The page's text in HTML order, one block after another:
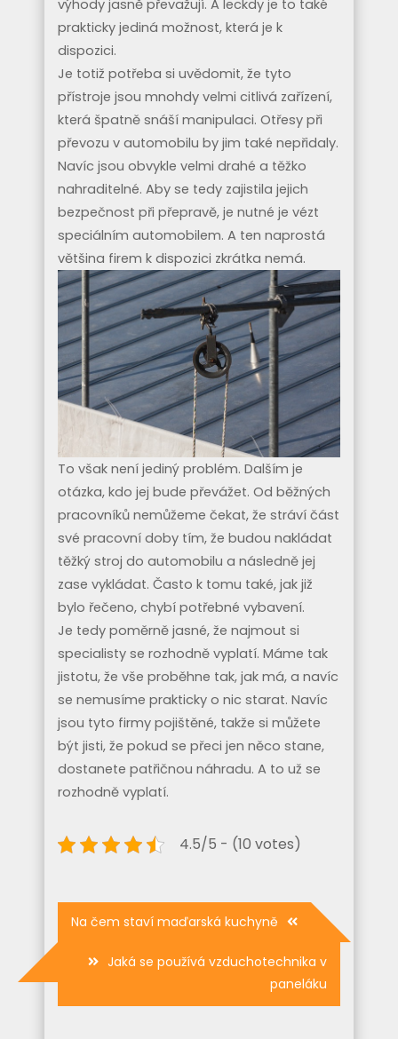
výhody jasně převažují. A leckdy je to také
prakticky jediná možnost, která je k
dispozici.
Je totiž potřeba si uvědomit, že tyto
přístroje jsou mnohdy velmi citlivá zařízení,
která špatně snáší manipulaci. Otřesy při
převozu v automobilu by jim také nepřidaly.
Navíc jsou obvykle velmi drahé a těžko
nahraditelné. Aby se tedy zajistila jejich
bezpečnost při přepravě, je nutné je vézt
speciálním automobilem. A ten naprostá
většina firem k dispozici zkrátka nemá.
To však není jediný problém. Dalším je
otázka, kdo jej bude převážet. Od běžných
pracovníků nemůžeme čekat, že stráví část
své pracovní doby tím, že budou nakládat
těžký stroj do automobilu a následně jej
zase vykládat. Často k tomu také, jak již
bylo řečeno, chybí potřebné vybavení.
Je tedy poměrně jasné, že najmout si
specialisty se rozhodně vyplatí. Máme tak
jistotu, že vše proběhne tak, jak má, a navíc
se nemusíme prakticky o nic starat. Navíc
jsou tyto firmy pojištěné, takže si můžete
být jisti, že pokud se přeci jen něco stane,
dostanete patřičnou náhradu. A to už se
rozhodně vyplatí.
4.5/5 - (10 votes)
Navigace
pro
příspěvek
Na čem staví maďarská kuchyně
Jaká se používá vzduchotechnika v
paneláku